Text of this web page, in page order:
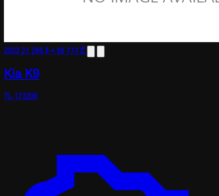
202321 285 $≈ 56 773 ₾
Kia K9
TL-173206